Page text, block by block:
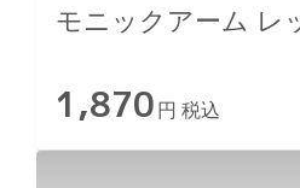
モニックアーム レ
1,870 円 税込